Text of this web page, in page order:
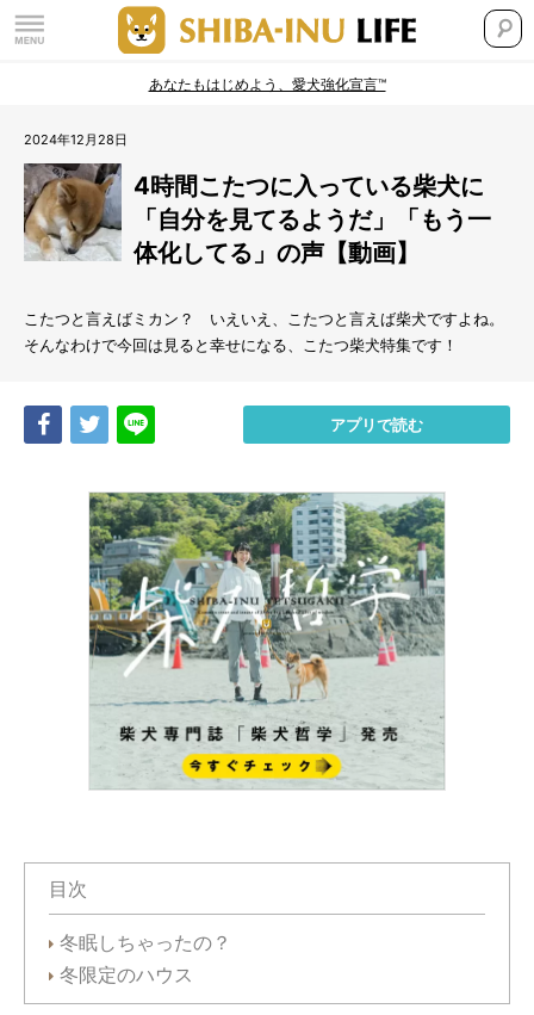
あなたもはじめよう、愛犬強化宣言™
2024年12月28日
4時間こたつに入っている柴犬に
「自分を見てるようだ」「もう一
体化してる」の声【動画】
こたつと言えばミカン？ いえいえ、こたつと言えば柴犬ですよね。
そんなわけで今回は見ると幸せになる、こたつ柴犬特集です！
Share Tweet アプリで読む
目次
冬眠しちゃったの？
冬限定のハウス